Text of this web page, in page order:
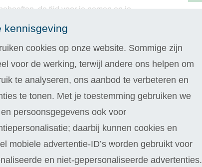
de tijd voor je nemen en je
en ervaar de
Dit maakt jouw opleiding
kennisgeving
cookies op onze website. Sommige zijn
voor de werking, terwijl andere ons helpen om
te analyseren, ons aanbod te verbeteren en
te tonen. Met je toestemming gebruiken we
persoonsgegevens ook voor
daarbij kunnen cookies en
mobiele advertentie-ID’s worden gebruikt voor
en niet-gepersonaliseerde advertenties.